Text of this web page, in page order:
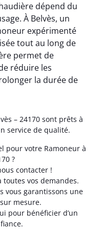
dépend du
À Belvès, un
expérimenté
tout au long de
permet de
réduire les
la durée de
– 24170 sont prêts à
service de qualité.
pour votre Ramoneur à
?
contacter !
vos demandes.
vous garantissons une
mesure.
pour bénéficier d’un